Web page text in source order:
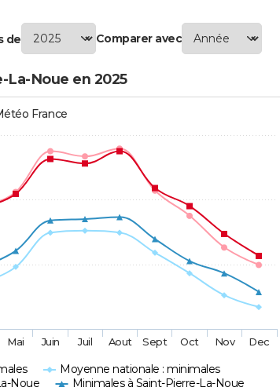
de Comparer avec
La-Noue en 2025
France
Moyenne nationale : minimales
Noue
Minimales à Saint-Pierre-La-Noue
Mai Juin Juil Aout Sept Oct Nov Dec